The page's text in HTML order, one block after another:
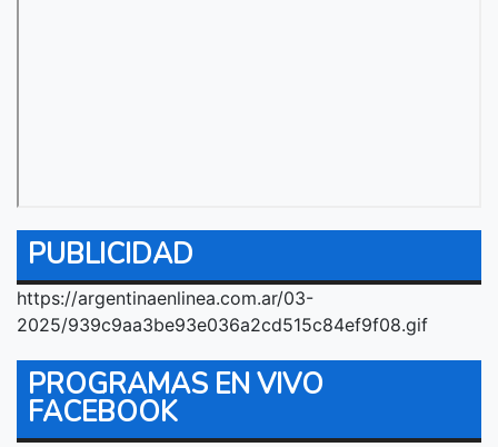
PUBLICIDAD
https://argentinaenlinea.com.ar/03-
2025/939c9aa3be93e036a2cd515c84ef9f08.gif
PROGRAMAS EN VIVO
FACEBOOK